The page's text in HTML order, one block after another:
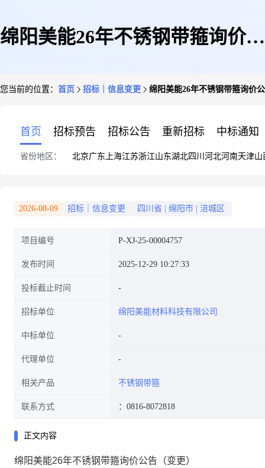
绵阳美能26年不锈钢带箍询价公
您当前的位置： 首页 招标｜信息变更 绵阳美能26年不锈钢带箍询价
首页 招标预告 招标公告 重新招标 中标通知
省份地区： 北京广东 上海江苏浙江山东湖北四川 河北河南天津山
2026-08-09 招标｜信息变更 四川省 绵阳市 涪城区
项目编号 P-XJ-25-00004757
发布时间 2025-12-29 10:27:33
投标截止时间
招标单位 绵阳美能材料科技有限公司
中标单位
代理单位
相关产品 不锈钢带箍
联系方式 ：0816-8072818
正文内容
绵阳美能26年不锈钢带箍询价公告（变更）